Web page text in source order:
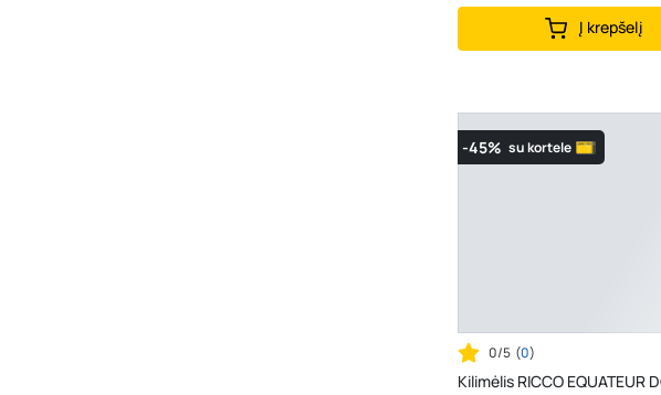
Į krepšelį
-45% su kortele
0/5 (0)
Kilimėlis RICCO EQUATEUR